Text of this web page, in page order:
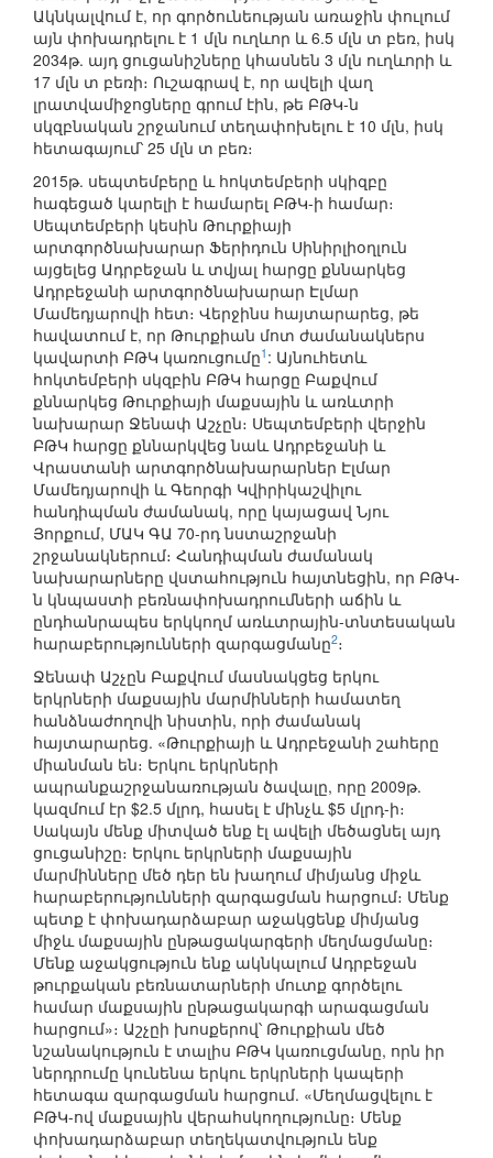
Ակնկալվում է, որ գործունեության առաջին փուլում
այն փոխադրելու է 1 մլն ուղևոր և 6.5 մլն տ բեռ, իսկ
2034թ. այդ ցուցանիշները կհասնեն 3 մլն ուղևորի և
17 մլն տ բեռի։ Ուշագրավ է, որ ավելի վաղ
լրատվամիջոցները գրում էին, թե ԲԹԿ-ն
սկզբնական շրջանում տեղափոխելու է 10 մլն, իսկ
հետագայում՝ 25 մլն տ բեռ։
2015թ. սեպտեմբերը և հոկտեմբերի սկիզբը
հագեցած կարելի է համարել ԲԹԿ-ի համար։
Սեպտեմբերի կեսին Թուրքիայի
արտգործնախարար Ֆերիդուն Սինիրլիօղլուն
այցելեց Ադրբեջան և տվյալ հարցը քննարկեց
Ադրբեջանի արտգործնախարար Էլմար
Մամեդյարովի հետ։ Վերջինս հայտարարեց, թե
հավատում է, որ Թուրքիան մոտ ժամանակներս
կավարտի ԲԹԿ կառուցումը1 : Այնուհետև
հոկտեմբերի սկզբին ԲԹԿ հարցը Բաքվում
քննարկեց Թուրքիայի մաքսային և առևտրի
նախարար Ջենափ Աշչըն։ Սեպտեմբերի վերջին
ԲԹԿ հարցը քննարկվեց նաև Ադրբեջանի և
Վրաստանի արտգործնախարարներ Էլմար
Մամեդյարովի և Գեորգի Կվիրիկաշվիլու
հանդիպման ժամանակ, որը կայացավ Նյու
Յորքում, ՄԱԿ ԳԱ 70-րդ նստաշրջանի
շրջանակներում։ Հանդիպման ժամանակ
նախարարները վստահություն հայտնեցին, որ ԲԹԿ-
ն կնպաստի բեռնափոխադրումների աճին և
ընդհանրապես երկկողմ առևտրային-տնտեսական
հարաբերությունների զարգացմանը2։
Ջենափ Աշչըն Բաքվում մասնակցեց երկու
երկրների մաքսային մարմինների համատեղ
հանձնաժողովի նիստին, որի ժամանակ
հայտարարեց. «Թուրքիայի և Ադրբեջանի շահերը
միանման են։ Երկու երկրների
ապրանքաշրջանառության ծավալը, որը 2009թ.
կազմում էր $2.5 մլրդ, հասել է մինչև $5 մլրդ-ի։
Սակայն մենք միտված ենք էլ ավելի մեծացնել այդ
ցուցանիշը։ Երկու երկրների մաքսային
մարմինները մեծ դեր են խաղում միմյանց միջև
հարաբերությունների զարգացման հարցում։ Մենք
պետք է փոխադարձաբար աջակցենք միմյանց
միջև մաքսային ընթացակարգերի մեղմացմանը։
Մենք աջակցություն ենք ակնկալում Ադրբեջան
թուրքական բեռնատարների մուտք գործելու
համար մաքսային ընթացակարգի արագացման
հարցում»։ Աշչըի խոսքերով՝ Թուրքիան մեծ
նշանակություն է տալիս ԲԹԿ կառուցմանը, որն իր
ներդրումը կունենա երկու երկրների կապերի
հետագա զարգացման հարցում. «Մեղմացվելու է
ԲԹԿ-ով մաքսային վերահսկողությունը։ Մենք
փոխադարձաբար տեղեկատվություն ենք